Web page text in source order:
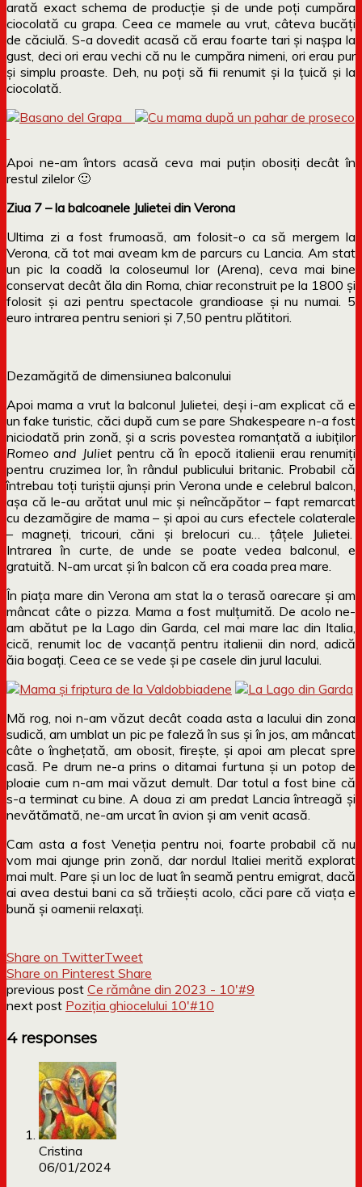
arată exact schema de producție și de unde poți cumpăra
ciocolată cu grapa. Ceea ce mamele au vrut, câteva bucăți
de căciulă. S-a dovedit acasă că erau foarte tari și nașpa la
gust, deci ori erau vechi că nu le cumpăra nimeni, ori erau pur
și simplu proaste. Deh, nu poți să fii renumit și la țuică și la
ciocolată.
Apoi ne-am întors acasă ceva mai puțin obosiți decât în
restul zilelor 🙂
Ziua 7 – la balcoanele Julietei din Verona
Ultima zi a fost frumoasă, am folosit-o ca să mergem la
Verona, că tot mai aveam km de parcurs cu Lancia. Am stat
un pic la coadă la coloseumul lor (Arena), ceva mai bine
conservat decât ăla din Roma, chiar reconstruit pe la 1800 și
folosit și azi pentru spectacole grandioase și nu numai. 5
euro intrarea pentru seniori și 7,50 pentru plătitori.
Dezamăgită de dimensiunea balconului
Apoi mama a vrut la balconul Julietei, deși i-am explicat că e
un fake turistic, căci după cum se pare Shakespeare n-a fost
niciodată prin zonă, și a scris povestea romanțată a iubiților
Romeo and Julietpentru că în epocă italienii erau renumiți
pentru cruzimea lor, în rândul publicului britanic. Probabil că
întrebau toți turiștii ajunși prin Verona unde e celebrul balcon,
așa că le-au arătat unul mic și neîncăpător – fapt remarcat
cu dezamăgire de mama – și apoi au curs efectele colaterale
– magneți, tricouri, căni și brelocuri cu… țâțele Julietei.
Intrarea în curte, de unde se poate vedea balconul, e
gratuită. N-am urcat și în balcon că era coada prea mare.
În piața mare din Verona am stat la o terasă oarecare și am
mâncat câte o pizza. Mama a fost mulțumită. De acolo ne-
am abătut pe la Lago din Garda, cel mai mare lac din Italia,
cică, renumit loc de vacanță pentru italienii din nord, adică
ăia bogați. Ceea ce se vede și pe casele din jurul lacului.
Mă rog, noi n-am văzut decât coada asta a lacului din zona
sudică, am umblat un pic pe faleză în sus și în jos, am mâncat
câte o înghețată, am obosit, firește, și apoi am plecat spre
casă. Pe drum ne-a prins o ditamai furtuna și un potop de
ploaie cum n-am mai văzut demult. Dar totul a fost bine că
s-a terminat cu bine. A doua zi am predat Lancia întreagă și
nevătămată, ne-am urcat în avion și am venit acasă.
Cam asta a fost Veneția pentru noi, foarte probabil că nu
vom mai ajunge prin zonă, dar nordul Italiei merită explorat
mai mult. Pare și un loc de luat în seamă pentru emigrat, dacă
ai avea destui bani ca să trăiești acolo, căci pare că viața e
bună și oamenii relaxați.
Share on TwitterTweet
Share on Pinterest Share
previous post Ce rămâne din 2023 - 10′#9
next post Poziția ghiocelului 10′#10
4 responses
Cristina
06/01/2024